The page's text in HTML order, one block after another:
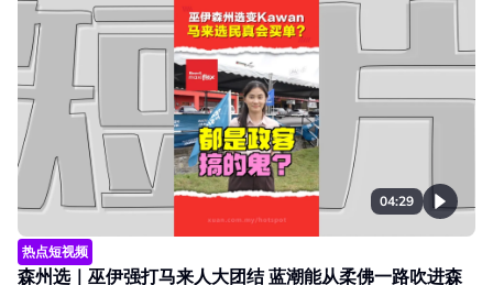
04:29
热点短视频
森州选｜巫伊强打马来人大团结 蓝潮能从柔佛一路吹进森